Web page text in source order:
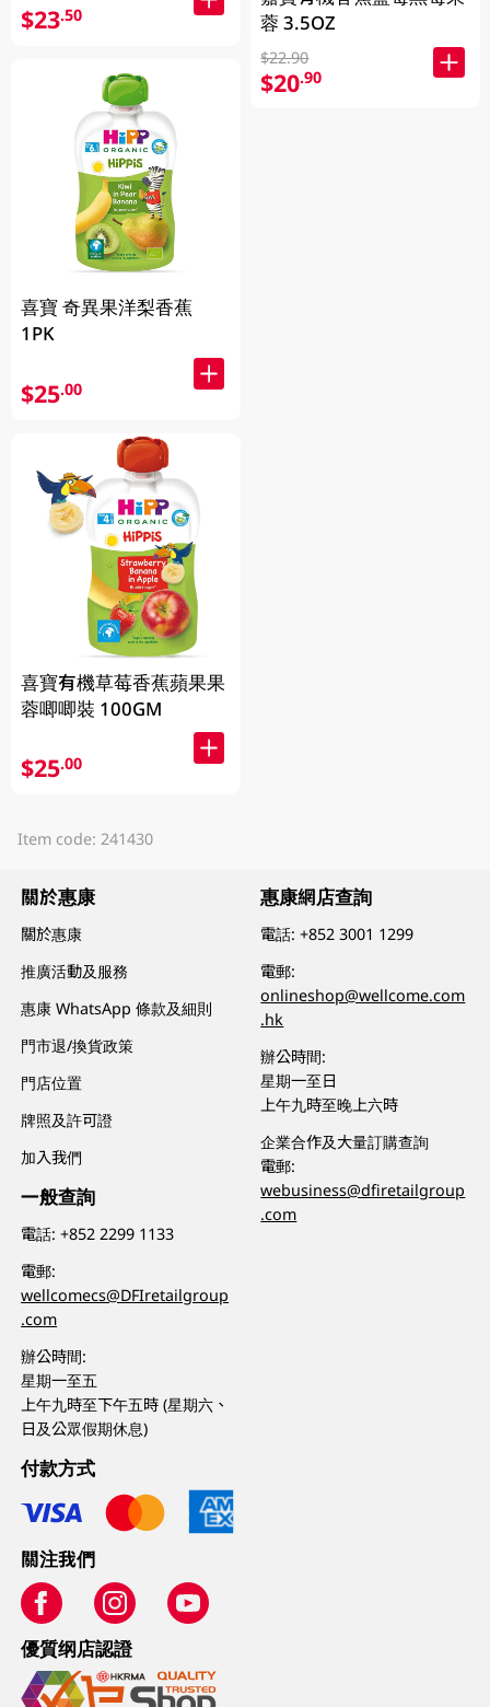
$23.50
喜寶 奇異果洋梨香蕉
1PK
$25.00
喜寶有機草莓香蕉蘋果果
蓉唧唧裝 100GM
$25.00
蓉 3.5OZ
$22.90
$20.90
Item code: 241430
關於惠康
關於惠康
推廣活動及服務
惠康 WhatsApp 條款及細則
門市退/換貨政策
門店位置
牌照及許可證
加入我們
一般查詢
電話:+852 2299 1133
電郵:
wellcomecs@DFIretailgroup
.com
辦公時間:
星期一至五
上午九時至下午五時 (星期六、
日及公眾假期休息)
惠康網店查詢
電話:+852 3001 1299
電郵:
onlineshop@wellcome.com
.hk
辦公時間:
星期一至日
上午九時至晚上六時
企業合作及大量訂購查詢
電郵:
webusiness@dfiretailgroup
.com
付款方式
關注我們
優質纲店認證